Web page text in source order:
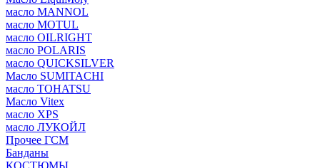
масло MANNOL
масло MOTUL
масло OILRIGHT
масло POLARIS
масло QUICKSILVER
Масло SUMITACHI
масло TOHATSU
Масло Vitex
масло XPS
масло ЛУКОЙЛ
Прочее ГСМ
Банданы
КОСТЮМЫ